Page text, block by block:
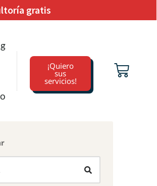
gratis
¡Quiero
sus
servicios!